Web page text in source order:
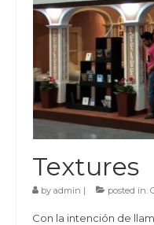
Textures
by admin | posted in:
Con la intención de